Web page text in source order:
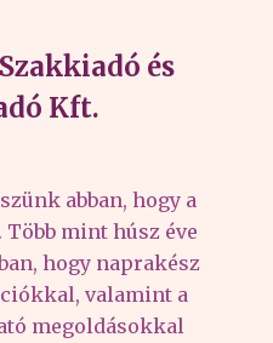
és
Kft.
abban, hogy a
Több mint húsz éve
hogy naprakész
valamint a
megoldásokkal